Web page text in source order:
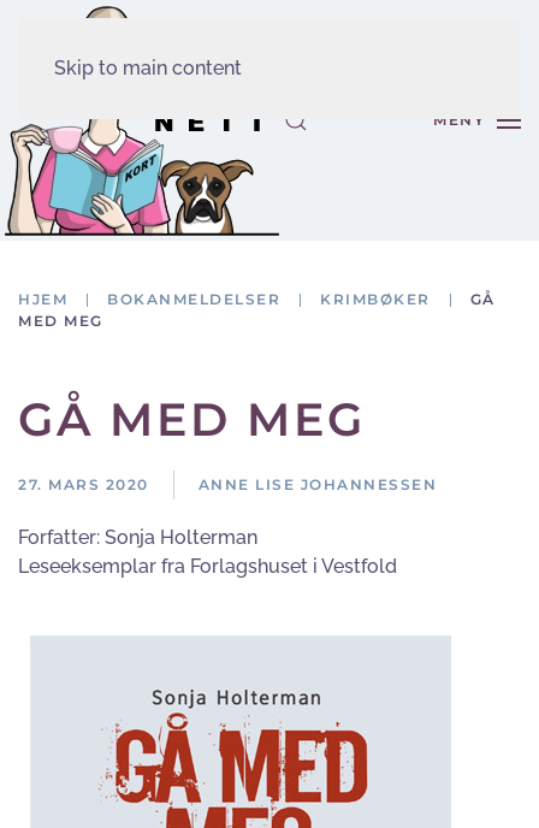
Skip to main content
MENY
HJEM BOKANMELDELSER KRIMBØKER
GÅ
MED MEG
GÅ MED MEG
27. MARS 2020 ANNE LISE JOHANNESSEN
Forfatter: Sonja Holterman
Leseeksemplar fra Forlagshuset i Vestfold